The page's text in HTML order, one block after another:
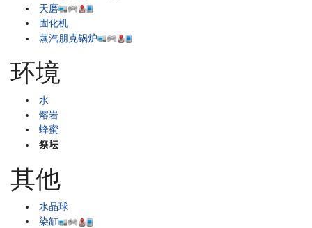
天磨
固化机
蒸汽朋克锅炉
环境
水
熔岩
蜂蜜
祭坛
其他
水晶球
染缸